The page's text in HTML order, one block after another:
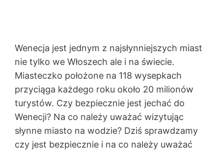
Wenecja jest jednym z najsłynniejszych miast
nie tylko we Włoszech ale i na świecie.
Miasteczko położone na 118 wysepkach
przyciąga każdego roku około 20 milionów
turystów. Czy bezpiecznie jest jechać do
Wenecji? Na co należy uważać wizytując
słynne miasto na wodzie? Dziś sprawdzamy
czy jest bezpiecznie i na co należy uważać